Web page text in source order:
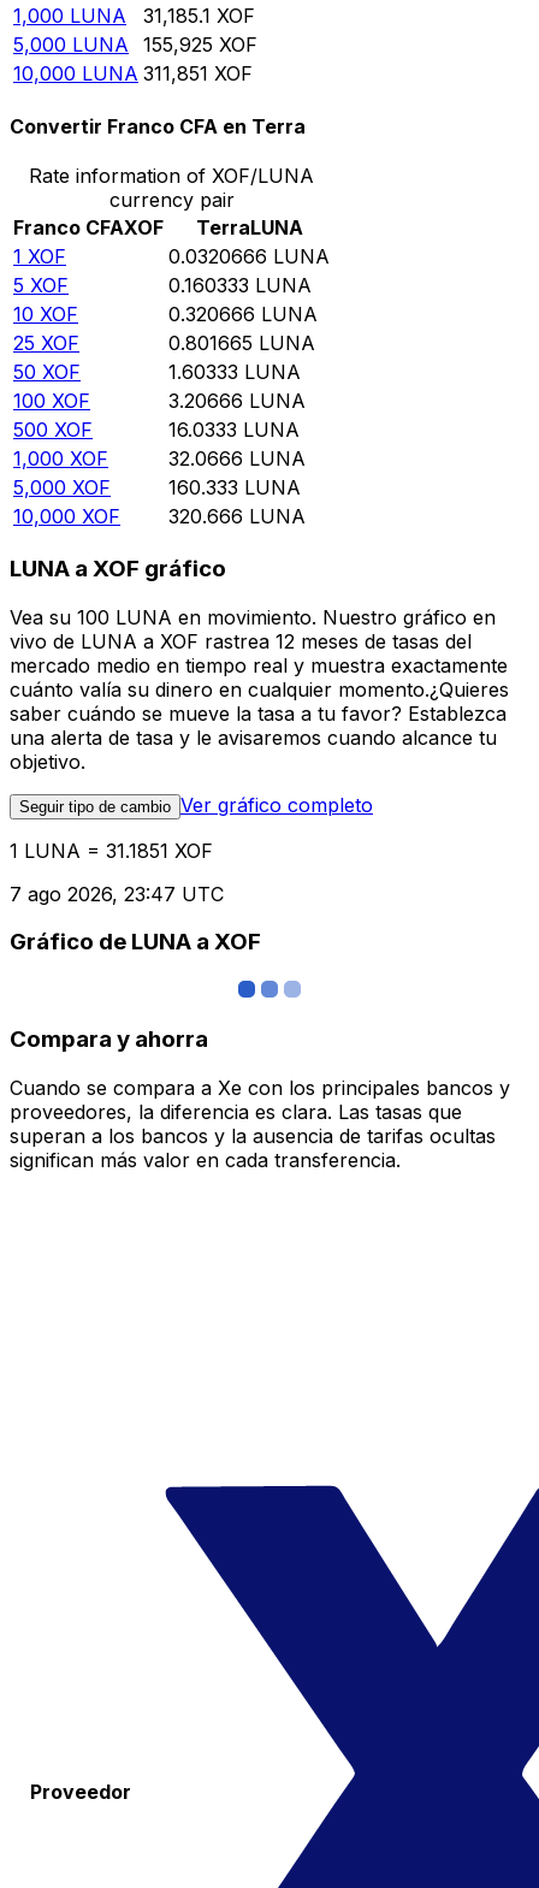
1,000 LUNA 31,185.1 XOF
5,000 LUNA 155,925 XOF
10,000 LUNA 311,851 XOF
Convertir Franco CFA en Terra
Rate information of XOF/LUNA
currency pair
Franco CFAXOF TerraLUNA
1 XOF 0.0320666 LUNA
5 XOF 0.160333 LUNA
10 XOF 0.320666 LUNA
25 XOF 0.801665 LUNA
50 XOF 1.60333 LUNA
100 XOF 3.20666 LUNA
500 XOF 16.0333 LUNA
1,000 XOF 32.0666 LUNA
5,000 XOF 160.333 LUNA
10,000 XOF 320.666 LUNA
LUNA a XOF gráfico
Vea su 100 LUNA en movimiento. Nuestro gráfico en
vivo de LUNA a XOF rastrea 12 meses de tasas del
mercado medio en tiempo real y muestra exactamente
cuánto valía su dinero en cualquier momento.¿Quieres
saber cuándo se mueve la tasa a tu favor? Establezca
una alerta de tasa y le avisaremos cuando alcance tu
objetivo.
Seguir tipo de cambio Ver gráfico completo
1 LUNA = 31.1851 XOF
7 ago 2026, 23:47 UTC
Gráfico de LUNA a XOF
Compara y ahorra
Cuando se compara a Xe con los principales bancos y
proveedores, la diferencia es clara. Las tasas que
superan a los bancos y la ausencia de tarifas ocultas
significan más valor en cada transferencia.
Proveedor